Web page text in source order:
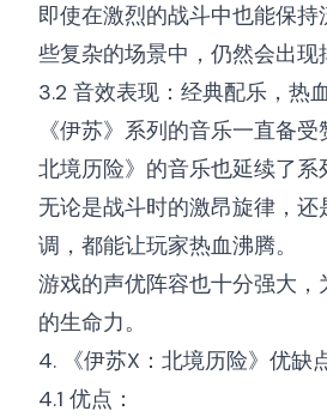
即使在激烈的战斗中也能保
些复杂的场景中，仍然会出现
3.2 音效表现：经典配乐，热
《伊苏》系列的音乐一直备受
北境历险》的音乐也延续了系
无论是战斗时的激昂旋律，还
调，都能让玩家热血沸腾。
游戏的声优阵容也十分强大
的生命力。
4. 《伊苏X：北境历险》优缺
4.1 优点：